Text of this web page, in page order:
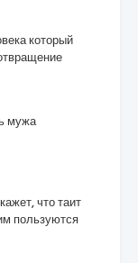
который
мужа
что таит
пользуются